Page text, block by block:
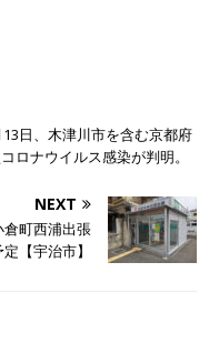
日、木津川市を含む京都府
ロナウイルス感染が判明。
NEXT
倉町西浦出張
【宇治市】